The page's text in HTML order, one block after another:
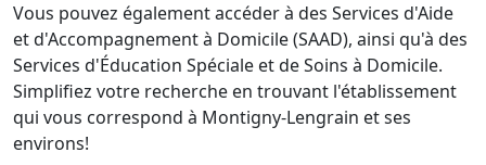
Vous pouvez également accéder à des Services d'Aide
et d'Accompagnement à Domicile (SAAD), ainsi qu'à des
Services d'Éducation Spéciale et de Soins à Domicile.
Simplifiez votre recherche en trouvant l'établissement
qui vous correspond à Montigny-Lengrain et ses
environs!